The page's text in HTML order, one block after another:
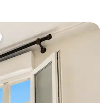
plus appréciés